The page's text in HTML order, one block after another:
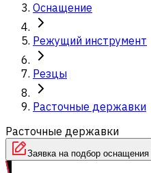
Оснащение
Режущий инструмент
Резцы
Расточные державки
Расточные державки
Заявка на подбор оснащения